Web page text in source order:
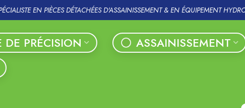
EN PIÈCES DÉTACHÉES D'ASSAINISSEMENT & EN ÉQUIPEMENT
PRÉCISION
ASSAINISSEMENT